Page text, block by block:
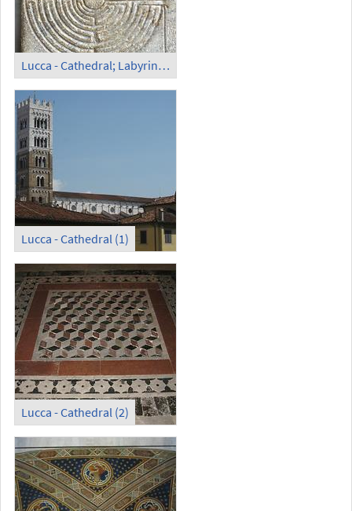
Lucca - Cathedral; Labyrinth (2)
Lucca - Cathedral (1)
Lucca - Cathedral (2)